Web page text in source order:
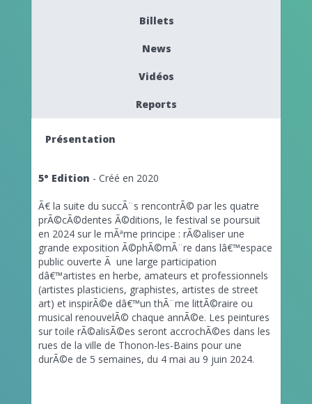
Billets
News
Vidéos
Reports
Présentation
5° Edition - Créé en 2020
Ã€ la suite du succÃ¨s rencontrÃ© par les quatre
prÃ©cÃ©dentes Ã©ditions, le festival se poursuit
en 2024 sur le mÃªme principe : rÃ©aliser une
grande exposition Ã©phÃ©mÃ¨re dans lâ€™espace
public ouverte Ã une large participation
dâ€™artistes en herbe, amateurs et professionnels
(artistes plasticiens, graphistes, artistes de street
art) et inspirÃ©e dâ€™un thÃ¨me littÃ©raire ou
musical renouvelÃ© chaque annÃ©e. Les peintures
sur toile rÃ©alisÃ©es seront accrochÃ©es dans les
rues de la ville de Thonon-les-Bains pour une
durÃ©e de 5 semaines, du 4 mai au 9 juin 2024.